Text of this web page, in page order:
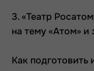
3. «Театр
на тему «Атом» и
Как подготовить